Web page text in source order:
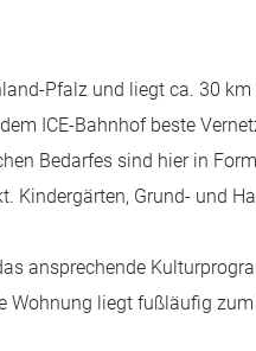
Pfalz und liegt ca. 30
ICE-Bahnhof beste
Bedarfes sind hier in
Kindergärten, Grund- und
ansprechende
liegt fußläufig